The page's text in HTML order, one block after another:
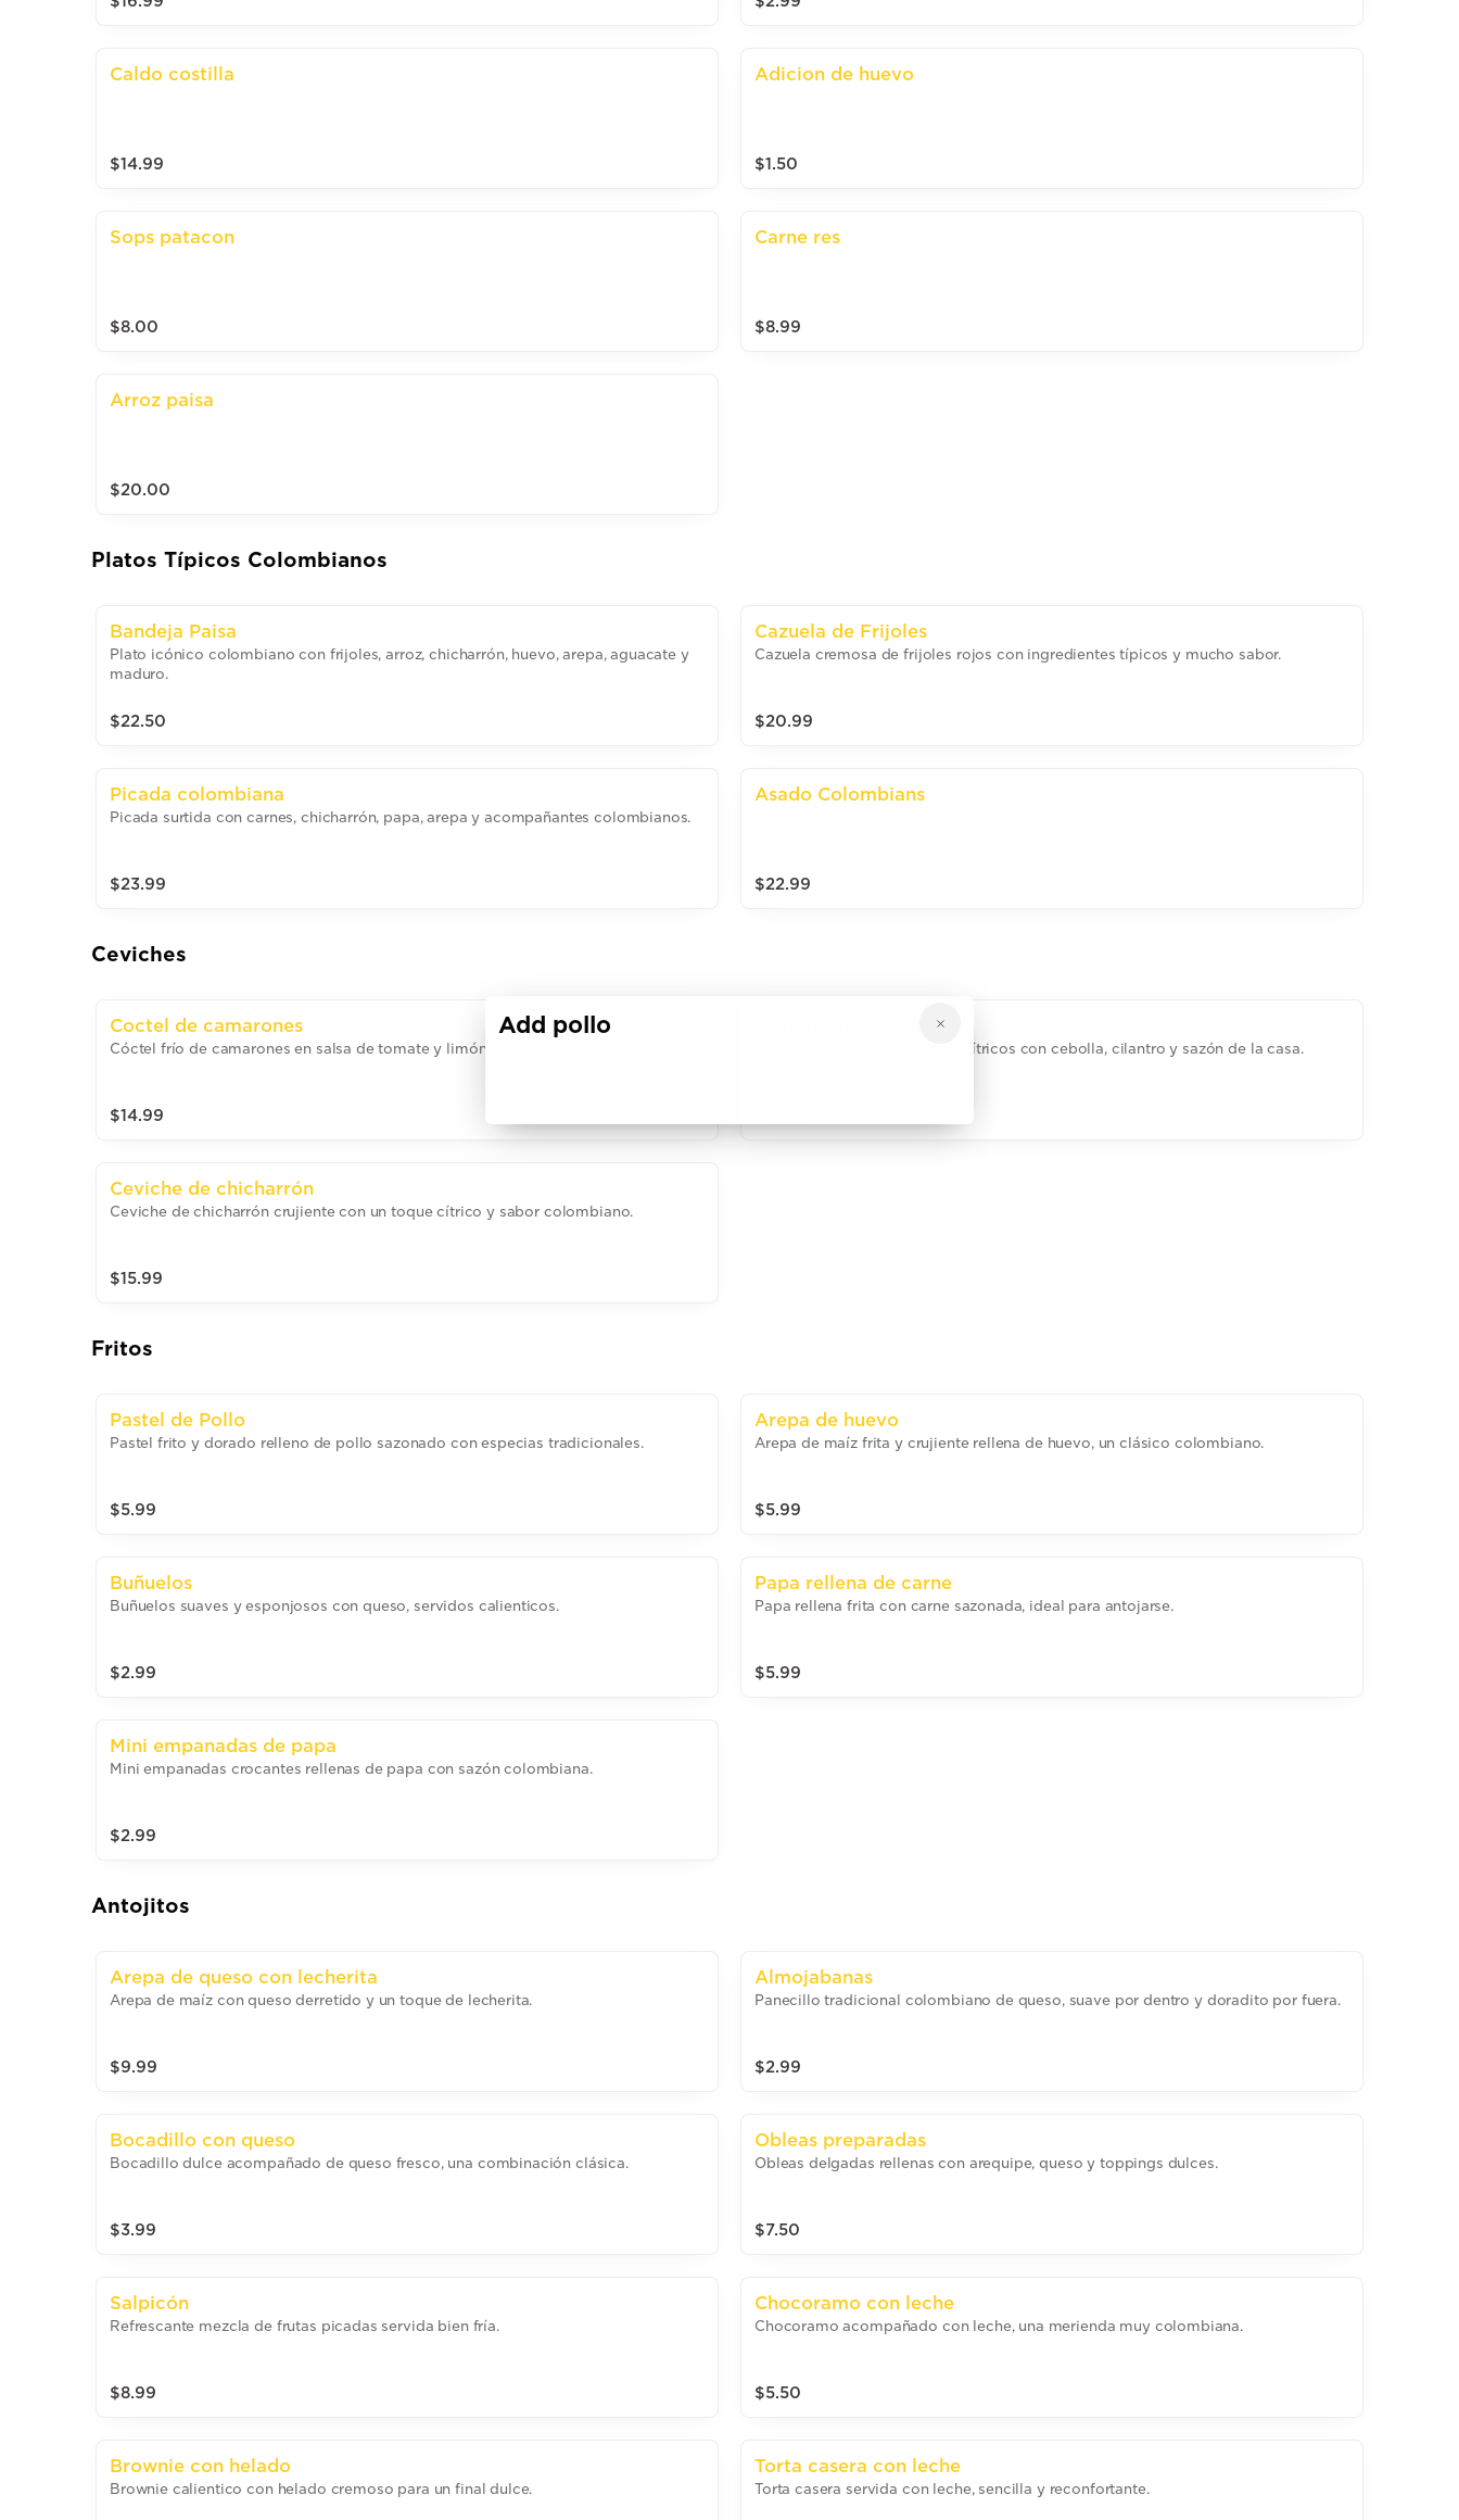
Add pollo
Caldo costilla
$14.99
Adicion de huevo
$1.50
Sops patacon
$8.00
Carne res
$8.99
Arroz paisa
$20.00
Platos Típicos Colombianos
Bandeja Paisa
Plato icónico colombiano con frijoles, arroz, chicharrón, huevo, arepa, aguacate y
maduro.
$22.50
Cazuela de Frijoles
Cazuela cremosa de frijoles rojos con ingredientes típicos y mucho sabor.
$20.99
Picada colombiana
Picada surtida con carnes, chicharrón, papa, arepa y acompañantes colombianos.
$23.99
Asado Colombians
$22.99
Ceviches
Coctel de camarones
Cóctel frío de camarones en salsa de tomate y limón con hierbas frescas.
$14.99
Ceviche de pescado
Pescado fresco marinado en cítricos con cebolla, cilantro y sazón de la casa.
Ceviche de chicharrón
Ceviche de chicharrón crujiente con un toque cítrico y sabor colombiano.
$15.99
Fritos
Pastel de Pollo
Pastel frito y dorado relleno de pollo sazonado con especias tradicionales.
$5.99
Arepa de huevo
Arepa de maíz frita y crujiente rellena de huevo, un clásico colombiano.
$5.99
Buñuelos
Buñuelos suaves y esponjosos con queso, servidos calienticos.
$2.99
Papa rellena de carne
Papa rellena frita con carne sazonada, ideal para antojarse.
$5.99
Mini empanadas de papa
Mini empanadas crocantes rellenas de papa con sazón colombiana.
$2.99
Antojitos
Arepa de queso con lecherita
Arepa de maíz con queso derretido y un toque de lecherita.
$9.99
Almojabanas
Panecillo tradicional colombiano de queso, suave por dentro y doradito por fuera.
$2.99
Bocadillo con queso
Bocadillo dulce acompañado de queso fresco, una combinación clásica.
$3.99
Obleas preparadas
Obleas delgadas rellenas con arequipe, queso y toppings dulces.
$7.50
Salpicón
Refrescante mezcla de frutas picadas servida bien fría.
$8.99
Chocoramo con leche
Chocoramo acompañado con leche, una merienda muy colombiana.
$5.50
Brownie con helado
Brownie calientico con helado cremoso para un final dulce.
Torta casera con leche
Torta casera servida con leche, sencilla y reconfortante.